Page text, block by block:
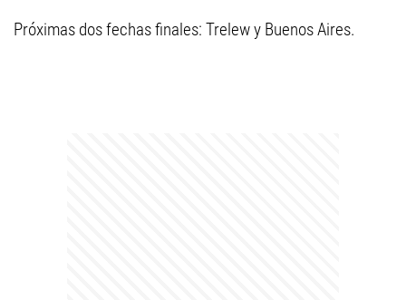
Próximas dos fechas finales: Trelew y Buenos Aires.